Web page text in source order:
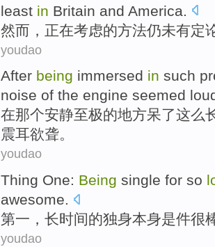
least in Britain and America
然而 ， 正在考虑的方法仍未有定
youdao
After being immersed in such
noise of the engine seemed
在那个安静至极的地方呆了这么
震耳欲聋。
youdao
Thing One: Being single for so
awesome.
第一， 长时间的独身本身是件很
youdao